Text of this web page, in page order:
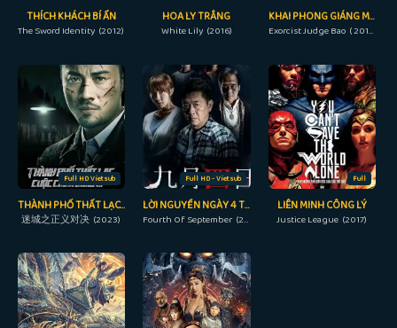
THÍCH KHÁCH BÍ ẨN
The Sword Identity (2012)
HOA LY TRẮNG
White Lily (2016)
KHAI PHONG GIÁNG MA KÝ
Exorcist Judge Bao ( 2019)
Full HD Vietsub
THÀNH PHỐ THẤT LẠC: CUỘC CHIẾN CÔNG LÝ
迷城之正义对决 (2023)
Full HD - Vietsub
LỜI NGUYỀN NGÀY 4 THÁNG 9
Fourth Of September (2018)
Full
LIÊN MINH CÔNG LÝ
Justice League (2017)